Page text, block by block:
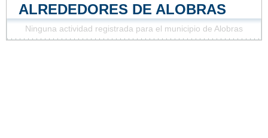
ALREDEDORES DE ALOBRAS
Ninguna actividad registrada para el municipio de Alobras